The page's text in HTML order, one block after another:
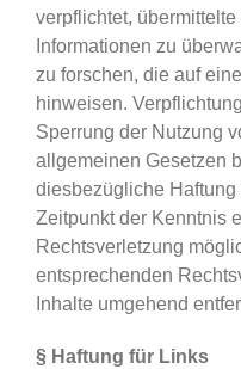
verpflichtet,
Informationen zu
zu forschen, die auf
hinweisen.
Sperrung der Nutzung
allgemeinen Gesetzen
diesbezügliche
Zeitpunkt der Kenntnis
Rechtsverletzung
entsprechenden
Inhalte umgehend
§ Haftung für Links